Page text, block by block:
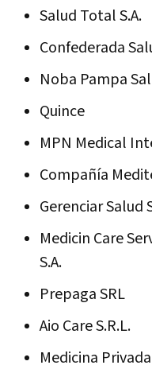
Salud Total S.A.
Confederada
Noba Pampa
Quince
MPN Medical
Compañía
Gerenciar Salud
Medicin Care
S.A.
Prepaga SRL
Aio Care S.R.L.
Medicina